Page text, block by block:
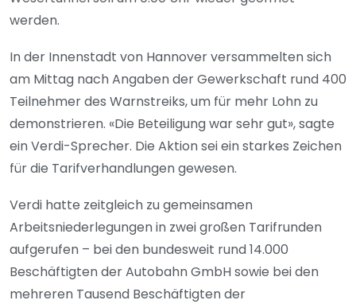
werden.
In der Innenstadt von Hannover versammelten sich
am Mittag nach Angaben der Gewerkschaft rund 400
Teilnehmer des Warnstreiks, um für mehr Lohn zu
demonstrieren. «Die Beteiligung war sehr gut», sagte
ein Verdi-Sprecher. Die Aktion sei ein starkes Zeichen
für die Tarifverhandlungen gewesen.
Verdi hatte zeitgleich zu gemeinsamen
Arbeitsniederlegungen in zwei großen Tarifrunden
aufgerufen – bei den bundesweit rund 14.000
Beschäftigten der Autobahn GmbH sowie bei den
mehreren Tausend Beschäftigten der